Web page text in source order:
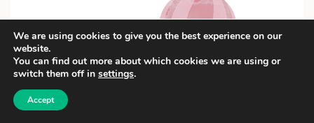
We are using cookies to give you the best experience on our
website.
You can find out more about which cookies we are using or
switch them off in settings.
Accept